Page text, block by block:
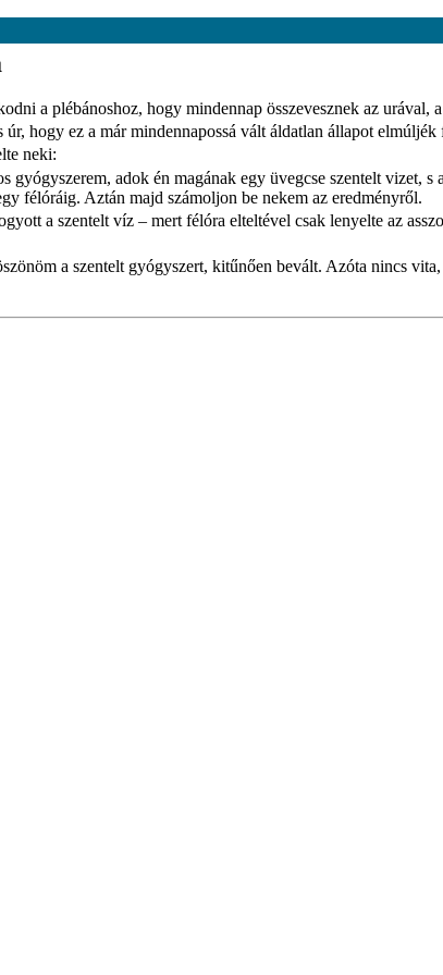
a plébánoshoz, hogy mindennap összevesznek az
úr, hogy ez a már mindennapossá vált áldatlan állapot
neki:
gyógyszerem, adok én magának egy üvegcse szentelt vizet,
félóráig. Aztán majd számoljon be nekem az eredményről.
a szentelt víz – mert félóra elteltével csak lenyelte az
a szentelt gyógyszert, kitűnően bevált. Azóta nincs